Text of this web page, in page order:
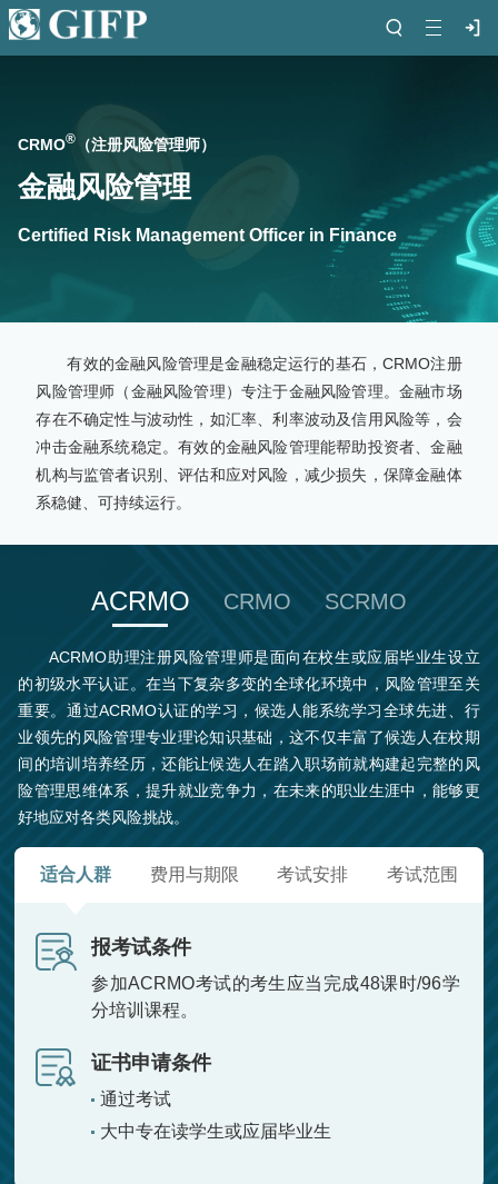
CRMO® （注册风险管理师）
金融风险管理
Certified Risk Management Officer in Finance
有效的金融风险管理是金融稳定运行的基石，CRMO注册
风险管理师（金融风险管理）专注于金融风险管理。金融市场
存在不确定性与波动性，如汇率、利率波动及信用风险等，会
冲击金融系统稳定。有效的金融风险管理能帮助投资者、金融
机构与监管者识别、评估和应对风险，减少损失，保障金融体
系稳健、可持续运行。
ACRMO CRMO SCRMO
ACRMO助理注册风险管理师是面向在校生或应届毕业生设立
的初级水平认证。在当下复杂多变的全球化环境中，风险管理至关
重要。通过ACRMO认证的学习，候选人能系统学习全球先进、行
业领先的风险管理专业理论知识基础，这不仅丰富了候选人在校期
间的培训培养经历，还能让候选人在踏入职场前就构建起完整的风
险管理思维体系，提升就业竞争力，在未来的职业生涯中，能够更
好地应对各类风险挑战。
适合人群 费用与期限 考试安排 考试范围
报考试条件
参加ACRMO考试的考生应当完成48课时/96学
分培训课程。
证书申请条件
通过考试
大中专在读学生或应届毕业生